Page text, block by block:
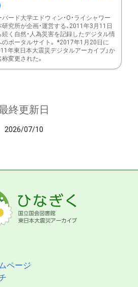
バード大学エドウィン・O・ライシャワー
研究所が企画・運営する、2011年3月11日
続く自然・人為災害を記録したデジタル情
のポータルサイト。 *2017年1月20日に
年東日本大震災デジタルアーカイブ」か
称変更された。
終更新日
2026/07/10
ページ